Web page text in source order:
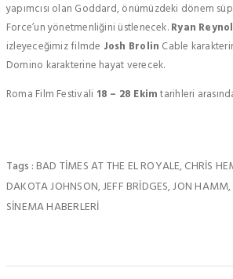
yapımcısı olan Goddard, önümüzdeki dönem
Force’un yönetmenliğini üstlenecek.Ryan
izleyeceğimiz filmde Josh Brolin Cable
Domino karakterine hayat verecek.
Roma Film Festivali 18 – 28 Ekimtarihleri
Tags : BAD TIMES AT THE EL ROYALE,CHRIS
DAKOTA JOHNSON,JEFF BRIDGES,JON HAMM,
SINEMA HABERLERI